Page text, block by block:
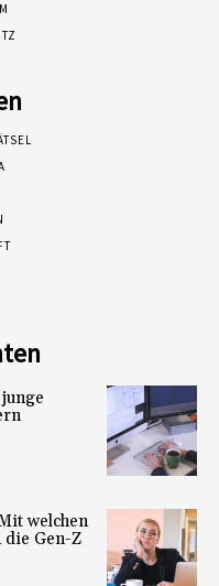
welchen
Gen-Z